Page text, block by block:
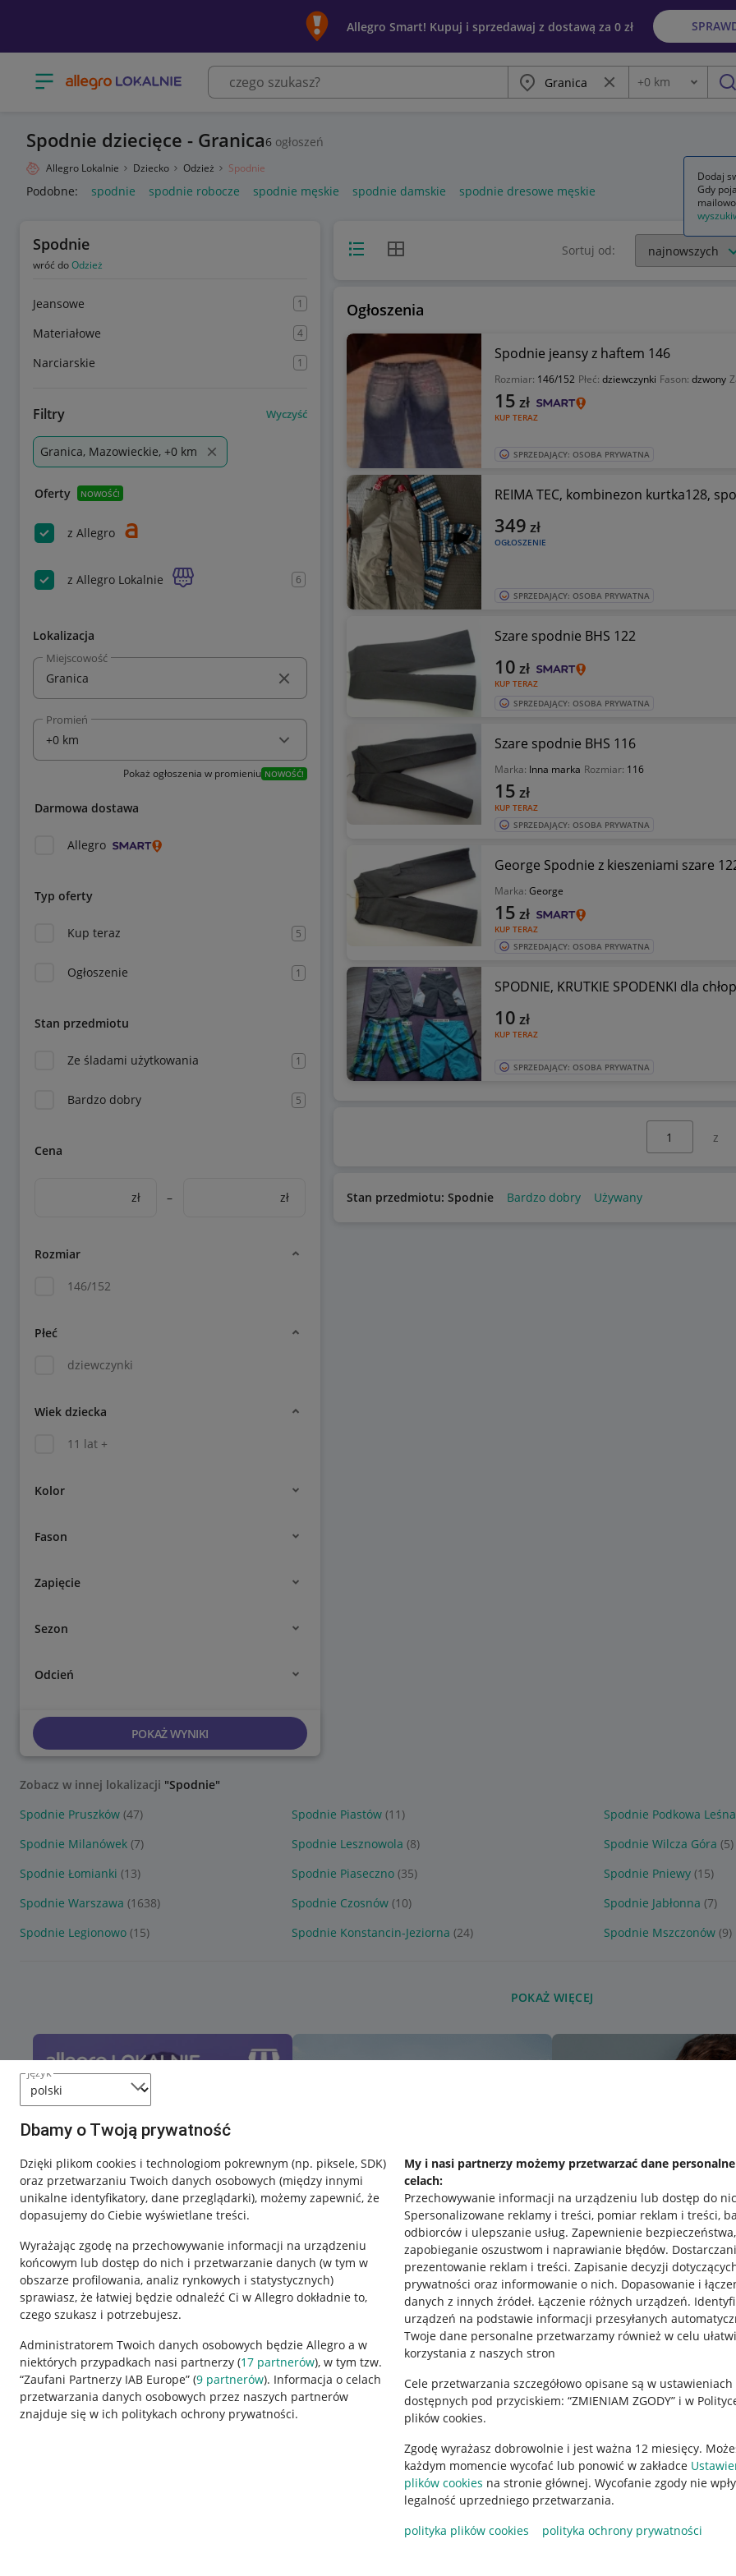
język
Dbamy o Twoją prywatność
Dzięki plikom cookies i technologiom pokrewnym (np. piksele, SDK)
oraz przetwarzaniu Twoich danych osobowych (między innymi
unikalne identyfikatory, dane przeglądarki), możemy zapewnić, że
dopasujemy do Ciebie wyświetlane treści.
Wyrażając zgodę na przechowywanie informacji na urządzeniu
końcowym lub dostęp do nich i przetwarzanie danych (w tym w
obszarze profilowania, analiz rynkowych i statystycznych)
sprawiasz, że łatwiej będzie odnaleźć Ci w Allegro dokładnie to,
czego szukasz i potrzebujesz.
Administratorem Twoich danych osobowych będzie Allegro a w
niektórych przypadkach nasi partnerzy (17 partnerów), w tym tzw.
“Zaufani Partnerzy IAB Europe” (9 partnerów). Informacja o celach
przetwarzania danych osobowych przez naszych partnerów
znajduje się w ich politykach ochrony prywatności.
My i nasi partnerzy możemy przetwarzać dane
celach:
Przechowywanie informacji na urządzeniu lub dostęp do
Spersonalizowane reklamy i treści, pomiar reklam i treści,
odbiorców i ulepszanie usług. Zapewnienie bezpieczeństwa,
zapobieganie oszustwom i naprawianie błędów.
prezentowanie reklam i treści. Zapisanie decyzji
prywatności oraz informowanie o nich. Dopasowanie i
danych z innych źródeł. Łączenie różnych urządzeń.
urządzeń na podstawie informacji przesyłanych
Twoje dane personalne przetwarzamy również w celu
korzystania z naszych stron
Cele przetwarzania szczegółowo opisane są w ustawieniach
dostępnych pod przyciskiem: “ZMIENIAM ZGODY” i w
plików cookies.
Zgodę wyrażasz dobrowolnie i jest ważna 12 miesięcy.
każdym momencie wycofać lub ponowić w zakładce
plików cookies na stronie głównej. Wycofanie zgody nie
legalność uprzedniego przetwarzania.
polityka plików cookies
polityka ochrony prywatności
Allegro Smart! Kupuj i sprzedawaj z dostawą za 0 zł
Otwórz menu z kategoriami Miasto Wyczyść frazę
Odległość
+0 km
Spodnie dziecięce - Granica6 ogłoszeń
Allegro Lokalnie Dziecko Odzież Spodnie
Podobne: spodnie spodnie robocze spodnie męskie spodnie damskie spodnie dresowe męskie
Spodnie
wróć doOdzież
Jeansowe 1
Materiałowe 4
Narciarskie 1
Filtry Wyczyść
Granica, Mazowieckie, +0 km
Oferty NOWOŚĆ!
z Allegro
z Allegro Lokalnie 6
Lokalizacja
Miejscowość
Promień
Pokaż ogłoszenia w promieniu NOWOŚĆ!
Darmowa dostawa
Allegro
Typ oferty
Kup teraz 5
Ogłoszenie 1
Stan przedmiotu
Ze śladami użytkowania 1
Bardzo dobry 5
Cena
zł – zł
Rozmiar
146/152
Płeć
dziewczynki
Wiek dziecka
11 lat +
Kolor
Fason
Zapięcie
Sezon
Odcień
POKAŻ WYNIKI
Widok listyWidok siatki Sortuj od:
Ogłoszenia
Spodnie jeansy z haftem 146
Rozmiar: 146/152 Płeć: dziewczynki Fason: dzwony
KUP TERAZ
15 zł
SPRZEDAJĄCY: OSOBA PRYWATNA
REIMA TEC, kombinezon kurtka128,
OGŁOSZENIE
349 zł
SPRZEDAJĄCY: OSOBA PRYWATNA
Szare spodnie BHS 122
KUP TERAZ
10 zł
SPRZEDAJĄCY: OSOBA PRYWATNA
Szare spodnie BHS 116
Marka: Inna marka Rozmiar: 116
KUP TERAZ
15 zł
SPRZEDAJĄCY: OSOBA PRYWATNA
George Spodnie z kieszeniami szare
Marka: George
KUP TERAZ
15 zł
SPRZEDAJĄCY: OSOBA PRYWATNA
SPODNIE, KRUTKIE
KUP TERAZ
10 zł
SPRZEDAJĄCY: OSOBA PRYWATNA
z
Stan przedmiotu: Spodnie Bardzo dobry Używany
Zobacz w innej lokalizacji "Spodnie"
Spodnie Pruszków (47) Spodnie Piastów (11) Spodnie Podkowa Leśna
Spodnie Milanówek (7) Spodnie Lesznowola (8) Spodnie Wilcza Góra (5)
Spodnie Łomianki (13) Spodnie Piaseczno (35) Spodnie Pniewy (15)
Spodnie Warszawa (1638) Spodnie Czosnów (10) Spodnie Jabłonna (7)
Spodnie Legionowo (15) Spodnie Konstancin-Jeziorna (24) Spodnie Mszczonów (9)
POKAŻ WIĘCEJ
Przydatne informacje
Jak to działa
Napisz do nas
Allegro Gadane dla sprzedających
Regulamin
Polityka plików "cookies"
Ustawienia plików "cookies"
Udostępnianie lokalizacji
Informacje dla Aktu o Usługach Cyfrowych
Pobierz aplikację
Dodaj
Gdy